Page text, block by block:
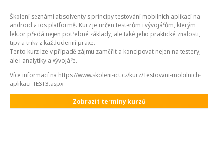
Školení seznámí absolventy s principy testování mobilních aplikací na
android a ios platformě. Kurz je určen testerům i vývojářům, kterým
lektor předá nejen potřebné základy, ale také jeho praktické znalosti,
tipy a triky z každodenní praxe.
Tento kurz lze v případě zájmu zaměřit a koncipovat nejen na testery,
ale i analytiky a vývojáře.
Více informací na https://www.skoleni-ict.cz/kurz/Testovani-mobilnich-
aplikaci-TEST3.aspx
Zobrazit termíny kurzů